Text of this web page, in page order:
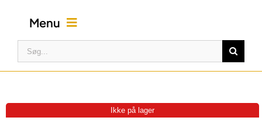
Menu
BUTIK
Søg
efter:
Ikke på lager